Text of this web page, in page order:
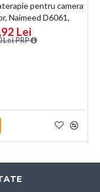
pentru camera
Naimeed D6061,
Lei
Lei PRP